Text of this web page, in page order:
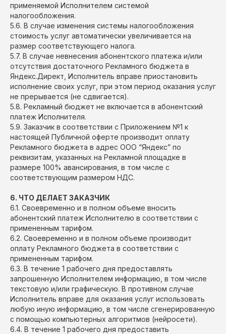
применяемой Исполнителем системой
налогообложения.
5.6. В случае изменения системы налогообложения
стоимость услуг автоматически увеличивается на
размер соответствующего налога.
5.7. В случае невнесения абонентского платежа и/или
отсутствия достаточного Рекламного бюджета в
Яндекс.Директ, Исполнитель вправе приостановить
исполнение своих услуг, при этом период оказания услуг
не прерывается (не сдвигается).
5.8. Рекламный бюджет не включается в абонентский
платеж Исполнителя.
5.9. Заказчик в соответствии с Приложением №1 к
настоящей Публичной оферте производит оплату
Рекламного бюджета в адрес ООО “Яндекс” по
реквизитам, указанных на Рекламной площадке в
размере 100% авансирования, в том числе с
соответствующим размером НДС.
6. ЧТО ДЕЛАЕТ ЗАКАЗЧИК
6.1. Своевременно и в полном объеме вносить
абонентский платеж Исполнителю в соответствии с
примененным тарифом.
6.2. Своевременно и в полном объеме производит
оплату Рекламного бюджета в соответствии с
примененным тарифом.
6.3. В течение 1 рабочего дня предоставлять
запрошенную Исполнителем информацию, в том числе
текстовую и/или графическую. В противном случае
Исполнитель вправе для оказания услуг использовать
любую иную информацию, в том числе сгенерированную
с помощью компьютерных алгоритмов (нейросети).
6.4. В течение 1 рабочего дня предоставить